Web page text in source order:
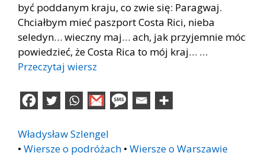
być poddanym kraju, co zwie się: Paragwaj.
Chciałbym mieć paszport Costa Rici, nieba
seledyn… wieczny maj… ach, jak przyjemnie móc
powiedzieć, że Costa Rica to mój kraj… …
Przeczytaj wiersz
Władysław Szlengel
• Wiersze o podróżach • Wiersze o Warszawie